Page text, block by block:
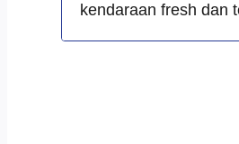
kendaraan fresh dan